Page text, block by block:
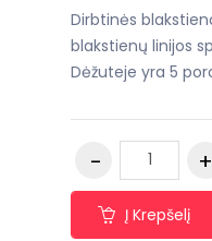
Dirbtinės
blakstienų linijos
Dėžuteje yra 5
Į Krepšelį